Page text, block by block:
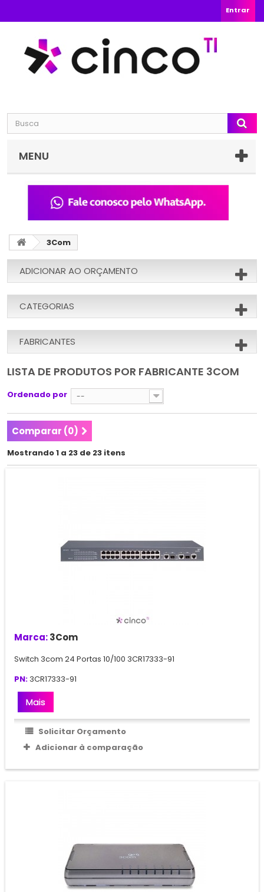
Entrar
MENU
3Com
ADICIONAR AO ORÇAMENTO
CATEGORIAS
FABRICANTES
LISTA DE PRODUTOS POR FABRICANTE 3COM
Ordenado por --
Comparar (0)
Mostrando 1 a 23 de 23 itens
Marca:3Com
Switch 3com 24 Portas 10/100 3CR17333-91
PN: 3CR17333-91
Mais
Solicitar Orçamento
Adicionar à comparação